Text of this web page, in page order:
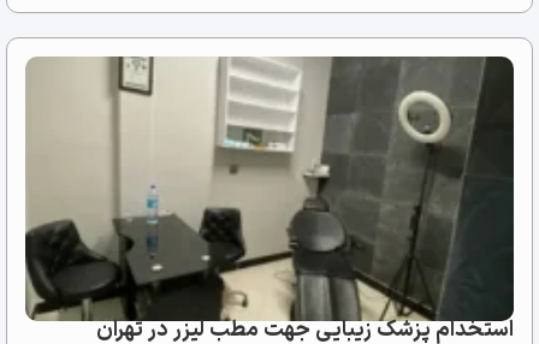
استخدام پزشک زیبایی جهت مطب لیزر در تهران